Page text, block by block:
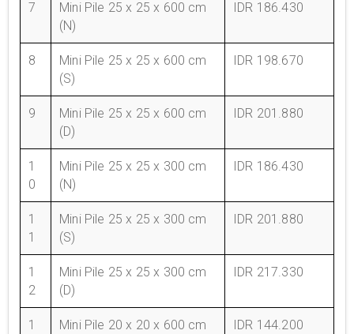
7
Mini Pile 25 x 25 x 600 cm
(N)
IDR 186.430
8
Mini Pile 25 x 25 x 600 cm
(S)
IDR 198.670
9
Mini Pile 25 x 25 x 600 cm
(D)
IDR 201.880
1
0
Mini Pile 25 x 25 x 300 cm
(N)
IDR 186.430
1
1
Mini Pile 25 x 25 x 300 cm
(S)
IDR 201.880
1
2
Mini Pile 25 x 25 x 300 cm
(D)
IDR 217.330
1
Mini Pile 20 x 20 x 600 cm
IDR 144.200